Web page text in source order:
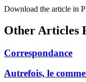
Download the article in
Other Articles
Correspondance
Autrefois, le